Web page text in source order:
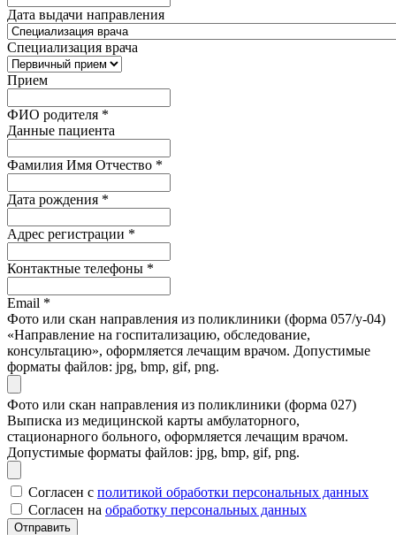
Дата выдачи направления
Специализация врача
Прием
ФИО родителя *
Данные пациента
Фамилия Имя Отчество *
Дата рождения *
Адрес регистрации *
Контактные телефоны *
Email *
Фото или скан направления из поликлиники (форма 057/у-04)
«Направление на госпитализацию, обследование,
консультацию», оформляется лечащим врачом. Допустимые
форматы файлов: jpg, bmp, gif, png.
Фото или скан направления из поликлиники (форма 027)
Выписка из медицинской карты амбулаторного,
стационарного больного, оформляется лечащим врачом.
Допустимые форматы файлов: jpg, bmp, gif, png.
Согласен с политикой обработки персональных данных
Согласен на обработку персональных данных